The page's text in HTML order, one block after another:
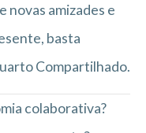
novas amizades e
basta
Compartilhado.
colaborativa?